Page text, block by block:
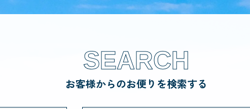
SEARCH
お客様からのお便りを検索する